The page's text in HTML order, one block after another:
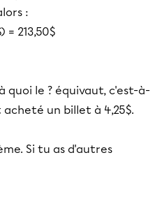
:
= 213,50$
quoi le ? équivaut, c'est-à-
un billet à 4,25$.
Si tu as d'autres